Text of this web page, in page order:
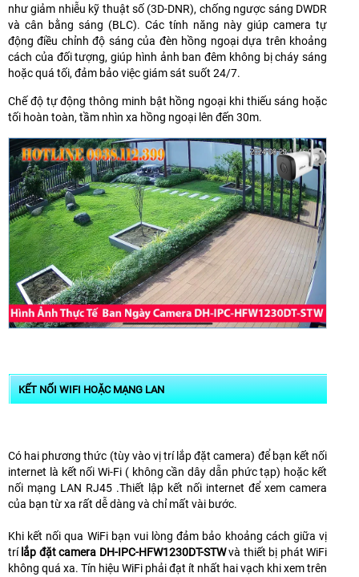
như giảm nhiễu kỹ thuật số (3D-DNR), chống ngược sáng DWDR
và cân bằng sáng (BLC). Các tính năng này giúp camera tự
động điều chỉnh độ sáng của đèn hồng ngoại dựa trên khoảng
cách của đối tượng, giúp hình ảnh ban đêm không bị cháy sáng
hoặc quá tối, đảm bảo việc giám sát suốt 24/7.
Chế độ tự động thông minh bật hồng ngoại khi thiếu sáng hoặc
tối hoàn toàn, tầm nhìn xa hồng ngoại lên đến 30m.
KẾT NỐI WIFI HOẶC MẠNG LAN
Có hai phương thức (tùy vào vị trí lắp đặt camera) để bạn kết nối
internet là kết nối Wi-Fi ( không cần dây dẫn phức tạp) hoặc kết
nối mạng LAN RJ45 .Thiết lập kết nối internet để xem camera
của bạn từ xa rất dễ dàng và chỉ mất vài bước.
Khi kết nối qua WiFi bạn vui lòng đảm bảo khoảng cách giữa vị
trí lắp đặt camera DH-IPC-HFW1230DT-STWvà thiết bị phát WiFi
không quá xa. Tín hiệu WiFi phải đạt ít nhất hai vạch khi xem trên